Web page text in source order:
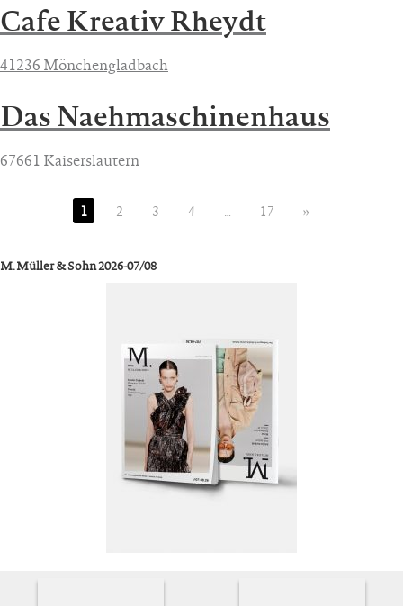
Cafe Kreativ Rheydt
41236 Mönchengladbach
Das Naehmaschinenhaus
67661 Kaiserslautern
1 2 3 4 … 17 »
M. Müller & Sohn 2026-07/08